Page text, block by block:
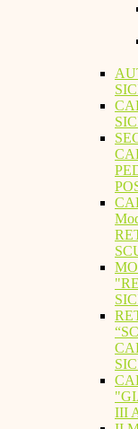
III